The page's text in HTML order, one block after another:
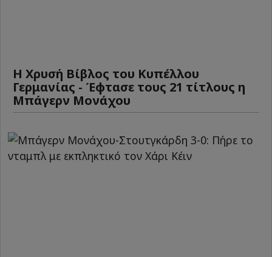
Η Χρυσή Βίβλος του Κυπέλλου
Γερμανίας - Έφτασε τους 21 τίτλους η
Μπάγερν Μονάχου